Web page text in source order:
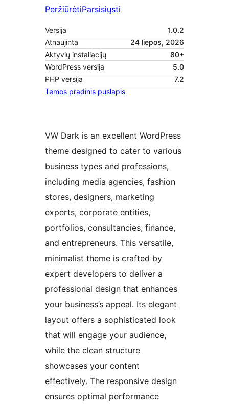
PeržiūrėtiParsisiųsti
Versija
1.0.2
Atnaujinta
24 liepos, 2026
Aktyvių instaliacijų
80+
WordPress versija
5.0
PHP versija
7.2
Temos pradinis puslapis
VW Dark is an excellent WordPress
theme designed to cater to various
business types and professions,
including media agencies, fashion
stores, designers, marketing
experts, corporate entities,
portfolios, consultancies, finance,
and entrepreneurs. This versatile,
minimalist theme is crafted by
expert developers to deliver a
professional design that enhances
your business’s appeal. Its elegant
layout offers a sophisticated look
that will engage your audience,
while the clean structure
showcases your content
effectively. The responsive design
ensures optimal performance